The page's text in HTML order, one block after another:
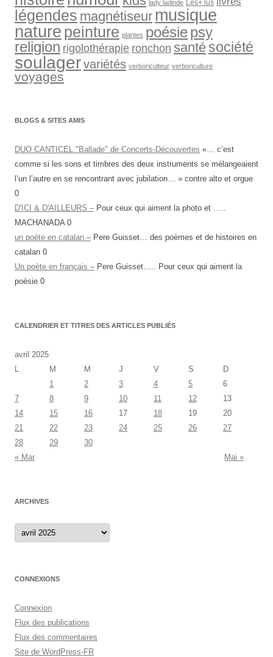
lady ladinde Les+ lus
légendes magnétiseur musique
nature peinture plantes poésiepsy
religion rigolothérapie ronchon santé société
soulagervariétés verboriculteur verboriculture
voyages
BLOGS & SITES AMIS
DUO CANTICEL "Ballade" de Concerts-Découvertes «… c’est
comme si les sons et timbres des deux instruments se mélangeaient
l’un l’autre en se rencontrant avec jubilation… » contre alto et orgue
0
D'ICI & D'AILLEURS –Pour ceux qui aiment la photo et …..
MACHANADA 0
un poète en catalan –Pere Guisset… des poèmes et de histoires en
catalan 0
Un poète en français –Pere Guisset….. Pour ceux qui aiment la
poèsie 0
CALENDRIER ET TITRES DES ARTICLES PUBLIÉS
avril 2025
L
M M J V S
D
1
2 3 4 5
6
7
8 9 10 11 12
13
14
15 16 17 18 19
20
21
22 23 24 25 26
27
28
29
30
« Mar
Mai »
ARCHIVES
Archives
CONNEXIONS
Connexion
Flux des publications
Flux des commentaires
Site de WordPress-FR